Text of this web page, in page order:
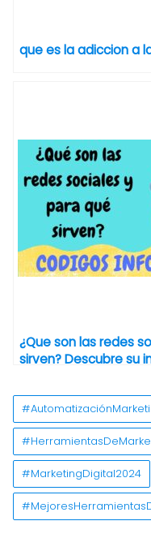
que es la adiccion a
¿Que son las redes
sirven? Descubre su
#MarketingDigital2024